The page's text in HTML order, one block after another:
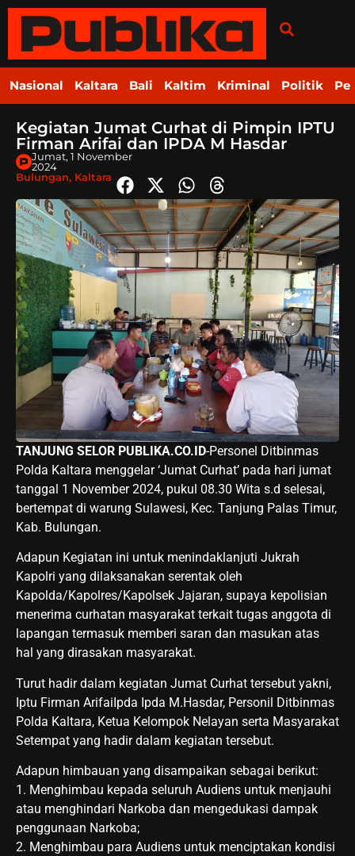
Nasional Kaltara Bali Kaltim Kriminal Politik
Kegiatan Jumat Curhat di Pimpin IPTU
Firman Arifai dan IPDA M Hasdar
Jumat, 1 November
2024
Bulungan, Kaltara
TANJUNG SELOR PUBLIKA.CO.ID-Personel Ditbinmas
Polda Kaltara menggelar ‘Jumat Curhat’ pada hari jumat
tanggal 1 November 2024, pukul 08.30 Wita s.d selesai,
bertempat di warung Sulawesi, Kec. Tanjung Palas Timur,
Kab. Bulungan.
Adapun Kegiatan ini untuk menindaklanjuti Jukrah
Kapolri yang dilaksanakan serentak oleh
Kapolda/Kapolres/Kapolsek Jajaran, supaya kepolisian
menerima curhatan masyarakat terkait tugas anggota di
lapangan termasuk memberi saran dan masukan atas
hal yang dirasakan masyarakat.
Turut hadir dalam kegiatan Jumat Curhat tersebut yakni,
Iptu Firman ArifaiIpda Ipda M.Hasdar, Personil Ditbinmas
Polda Kaltara, Ketua Kelompok Nelayan serta Masyarakat
Setempat yang hadir dalam kegiatan tersebut.
Adapun himbauan yang disampaikan sebagai berikut:
1. Menghimbau kepada seluruh Audiens untuk menjauhi
atau menghindari Narkoba dan mengedukasi dampak
penggunaan Narkoba;
2. Menghimbau para Audiens untuk menciptakan kondisi